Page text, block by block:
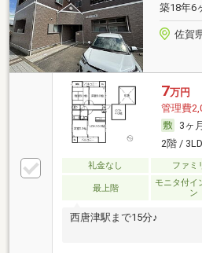
築18年6
佐賀
7万円
管理費
3ヶ月
2階 /
礼金なし ファミ
最上階
モニタ付イ
ン
西唐津駅まで15分♪